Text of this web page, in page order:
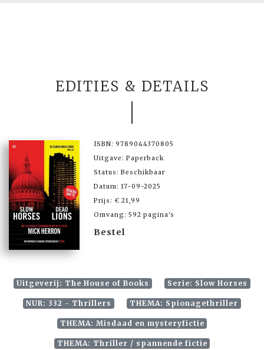
EDITIES & DETAILS
ISBN: 9789044370805
Uitgave: Paperback
Status: Beschikbaar
Datum: 17-09-2025
Prijs: € 21,99
Omvang: 592 pagina's
Bestel
Uitgeverij: The House of Books Serie: Slow Horses
NUR: 332 - Thrillers THEMA: Spionagethriller
THEMA: Misdaad en mysteryfictie
THEMA: Thriller / spannende fictie